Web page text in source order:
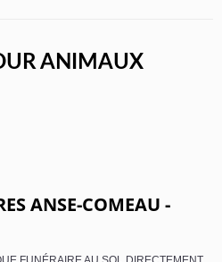
ANIMAUX
ANSE-COMEAU -